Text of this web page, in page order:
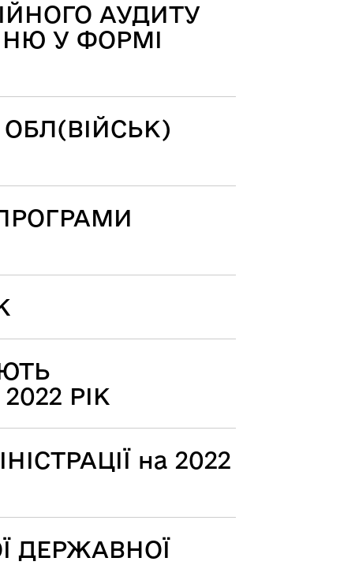
АУДИТУ
У ФОРМІ
РІК
на 2022
ДЕРЖАВНОЇ